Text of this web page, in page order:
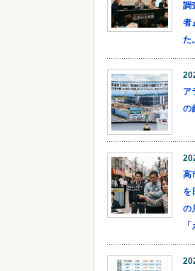
調
者
た
ア
の
高
を
の